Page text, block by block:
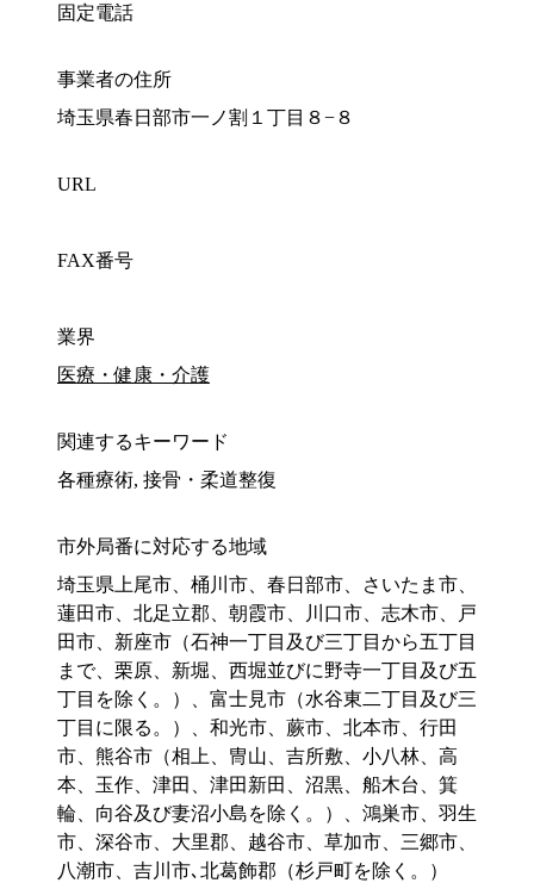
固定電話
事業者の住所
埼玉県春日部市一ノ割１丁目８−８
URL
FAX番号
業界
医療・健康・介護
関連するキーワード
各種療術, 接骨・柔道整復
市外局番に対応する地域
埼玉県上尾市、桶川市、春日部市、さいたま市、
蓮田市、北足立郡、朝霞市、川口市、志木市、戸
田市、新座市（石神一丁目及び三丁目から五丁目
まで、栗原、新堀、西堀並びに野寺一丁目及び五
丁目を除く。）、富士見市（水谷東二丁目及び三
丁目に限る。）、和光市、蕨市、北本市、行田
市、熊谷市（相上、冑山、吉所敷、小八林、高
本、玉作、津田、津田新田、沼黒、船木台、箕
輪、向谷及び妻沼小島を除く。）、鴻巣市、羽生
市、深谷市、大里郡、越谷市、草加市、三郷市、
八潮市、吉川市､北葛飾郡（杉戸町を除く。）